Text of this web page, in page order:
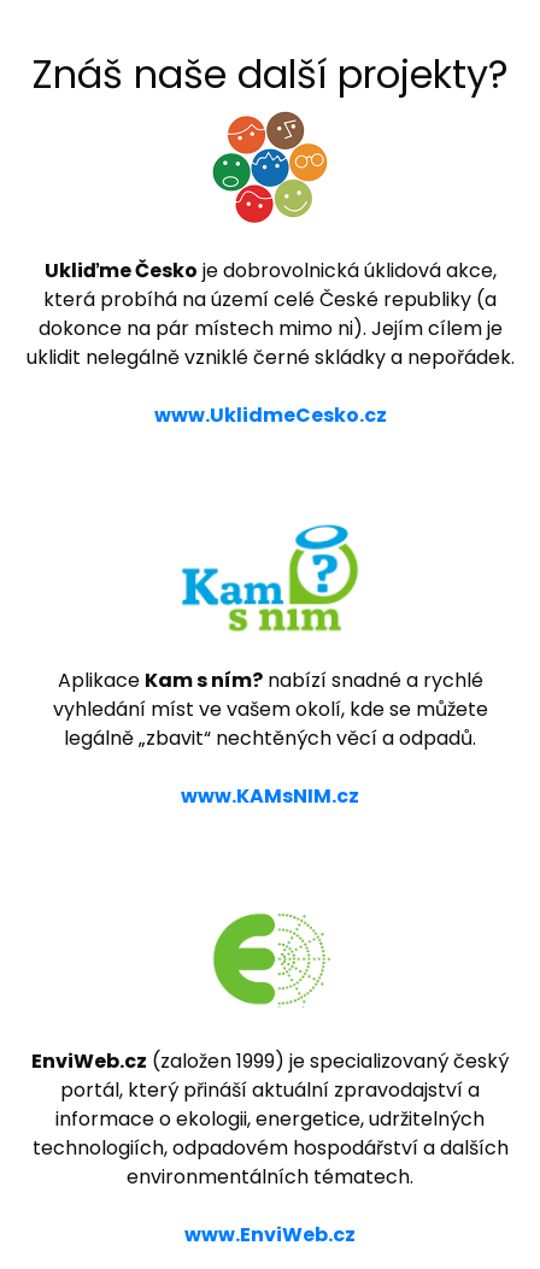
Znáš naše další projekty?
Ukliďme Česko je dobrovolnická úklidová akce,
která probíhá na území celé České republiky (a
dokonce na pár místech mimo ni). Jejím cílem je
uklidit nelegálně vzniklé černé skládky a nepořádek.
www.UklidmeCesko.cz
Aplikace Kam s ním?nabízí snadné a rychlé
vyhledání míst ve vašem okolí, kde se můžete
legálně „zbavit“ nechtěných věcí a odpadů.
www.KAMsNIM.cz
EnviWeb.cz (založen 1999) je specializovaný český
portál, který přináší aktuální zpravodajství a
informace o ekologii, energetice, udržitelných
technologiích, odpadovém hospodářství a dalších
environmentálních tématech.
www.EnviWeb.cz